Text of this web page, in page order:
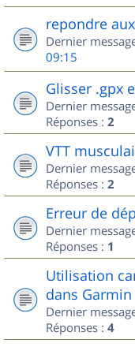
repondre
Dernier
09:15
Glisser .gpx
Dernier
Réponses : 2
VTT
Dernier
Réponses : 2
Erreur de
Dernier
Réponses : 1
Utilisation
dans Garmin
Dernier
Réponses : 4